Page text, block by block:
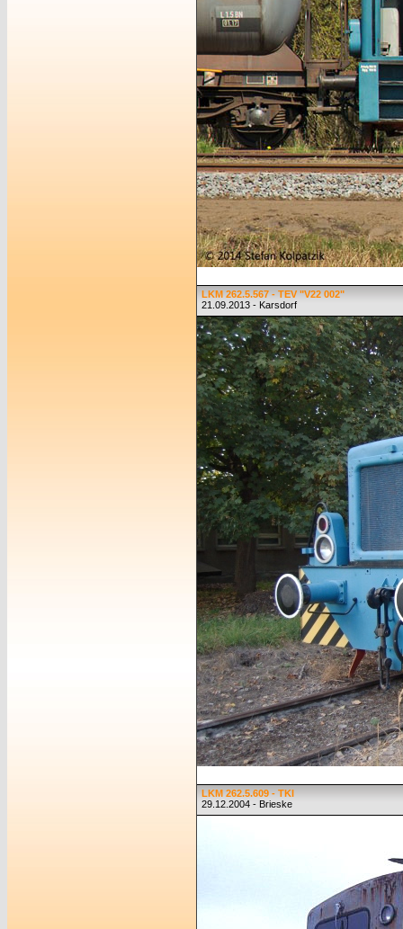
LKM 262.5.567 - TEV "V22 002"
21.09.2013 - Karsdorf
LKM 262.5.609 - TKI
29.12.2004 - Brieske